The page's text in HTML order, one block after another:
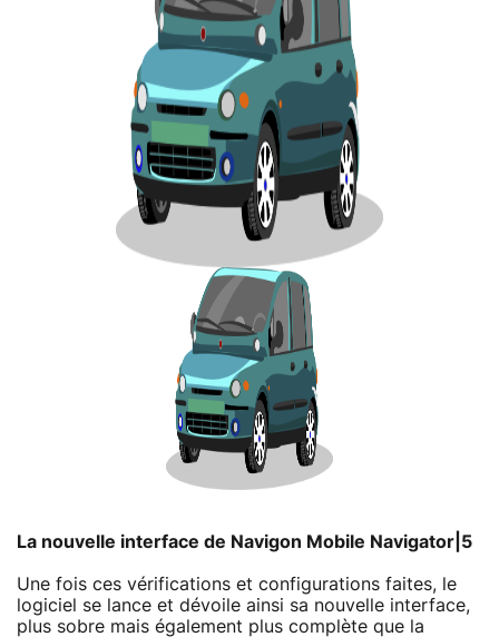
La nouvelle interface de Navigon Mobile Navigator|5
Une fois ces vérifications et configurations faites, le
logiciel se lance et dévoile ainsi sa nouvelle interface,
plus sobre mais également plus complète que la